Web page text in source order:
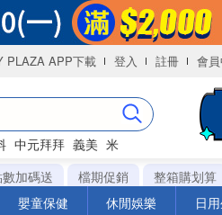
PLAZA APP下載 登入 註冊 會
中元拜拜 義美 米
加碼送 檔期促銷 整箱購划算
嬰童保健 休閒娛樂 日